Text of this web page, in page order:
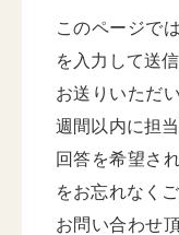
このページで
を入力して送
お送りいただ
週間以内に担
回答を希望さ
をお忘れなく
お問い合わせ